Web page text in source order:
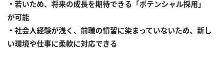
・若いため、将来の成長を期待できる「ポテンシャル採用」
が可能
・社会人経験が浅く、前職の慣習に染まっていないため、新し
い環境や仕事に柔軟に対応できる